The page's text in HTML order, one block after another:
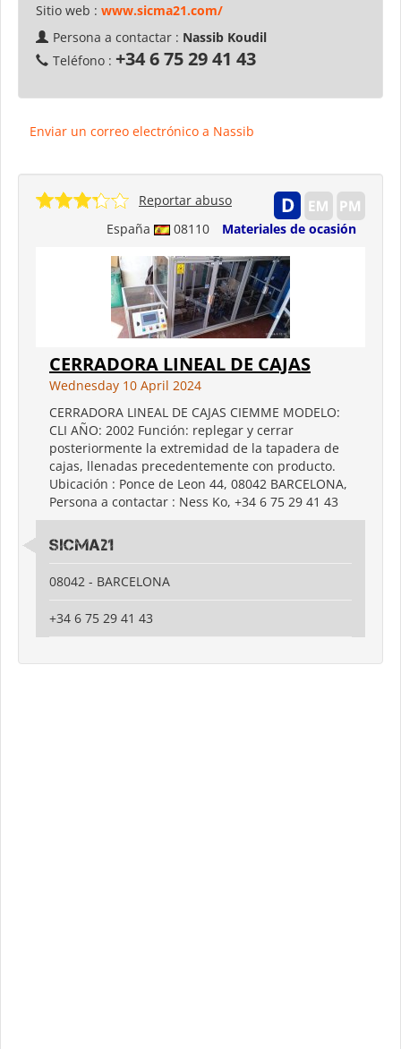
Sitio web : www.sicma21.com/
Persona a contactar : Nassib Koudil
Teléfono : +34 6 75 29 41 43
Enviar un correo electrónico a Nassib
España 08110 Materiales de ocasión
Reportar abuso
CERRADORA LINEAL DE CAJAS
Wednesday 10 April 2024
CERRADORA LINEAL DE CAJAS CIEMME MODELO:
CLI AÑO: 2002 Función: replegar y cerrar
posteriormente la extremidad de la tapadera de
cajas, llenadas precedentemente con producto.
Ubicación : Ponce de Leon 44, 08042 BARCELONA,
Persona a contactar : Ness Ko, +34 6 75 29 41 43
SICMA21
08042 - BARCELONA
+34 6 75 29 41 43